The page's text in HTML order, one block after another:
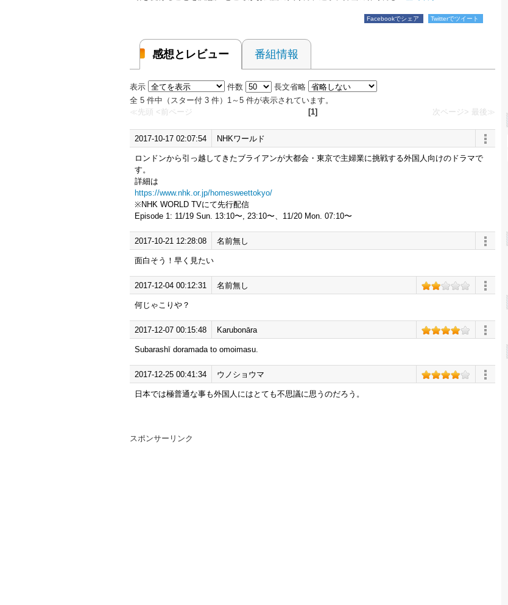
Facebookでシェア Twitterでツイート
感想とレビュー 番組情報
表示 件数
長文省略
全 5 件中（スター付 3 件）1～5 件が表示されています。
≪先頭 <前ページ 次ページ> 最後≫
[1]
2017-10-17 02:07:54 NHKワールド
ロンドンから引っ越してきたブライアンが大都会・東京で主婦業に挑戦する外国人向けのドラマで
す。
詳細は
https://www.nhk.or.jp/homesweettokyo/
※NHK WORLD TVにて先行配信
Episode 1: 11/19 Sun. 13:10〜, 23:10〜、11/20 Mon. 07:10〜
2017-10-21 12:28:08 名前無し
面白そう！早く見たい
2017-12-04 00:12:31 名前無し
何じゃこりや？
2017-12-07 00:15:48 Karubonāra
Subarashī doramada to omoimasu.
2017-12-25 00:41:34 ウノショウマ
日本では極普通な事も外国人にはとても不思議に思うのだろう。
スポンサーリンク